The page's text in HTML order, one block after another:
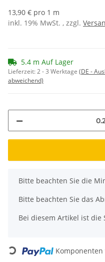
13,90 € pro 1 m
inkl. 19% MwSt. , zzgl.
5.4 m Auf Lager
Lieferzeit:2 - 3 Werktage (DE -
abweichend)
x
Bitte beachten Sie die
Bitte beachten Sie das
Bei diesem Artikel ist die
Loading...